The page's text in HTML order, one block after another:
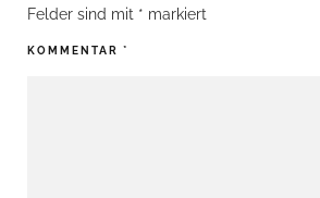
Felder sind mit * markiert
KOMMENTAR *